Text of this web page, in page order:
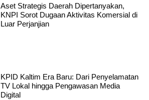
Aset Strategis Daerah Dipertanyakan,
KNPI Sorot Dugaan Aktivitas Komersial di
Luar Perjanjian
KPID Kaltim Era Baru: Dari Penyelamatan
TV Lokal hingga Pengawasan Media
Digital